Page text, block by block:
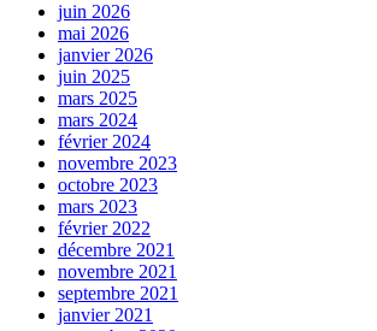
juin 2026
mai 2026
janvier 2026
juin 2025
mars 2025
mars 2024
février 2024
novembre 2023
octobre 2023
mars 2023
février 2022
décembre 2021
novembre 2021
septembre 2021
janvier 2021